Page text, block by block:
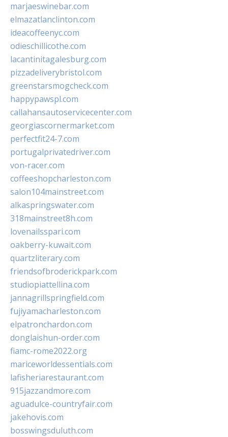
marjaeswinebar.com
elmazatlanclinton.com
ideacoffeenyc.com
odieschillicothe.com
lacantinitagalesburg.com
pizzadeliverybristol.com
greenstarsmogcheck.com
happypawspl.com
callahansautoservicecenter.com
georgiascornermarket.com
perfectfit24-7.com
portugalprivatedriver.com
von-racer.com
coffeeshopcharleston.com
salon104mainstreet.com
alkaspringswater.com
318mainstreet8h.com
lovenailsspari.com
oakberry-kuwait.com
quartzliterary.com
friendsofbroderickpark.com
studiopiattellina.com
jannagrillspringfield.com
fujiyamacharleston.com
elpatronchardon.com
donglaishun-order.com
fiamc-rome2022.org
mariceworldessentials.com
lafisheriarestaurant.com
915jazzandmore.com
aguadulce-countryfair.com
jakehovis.com
bosswingsduluth.com